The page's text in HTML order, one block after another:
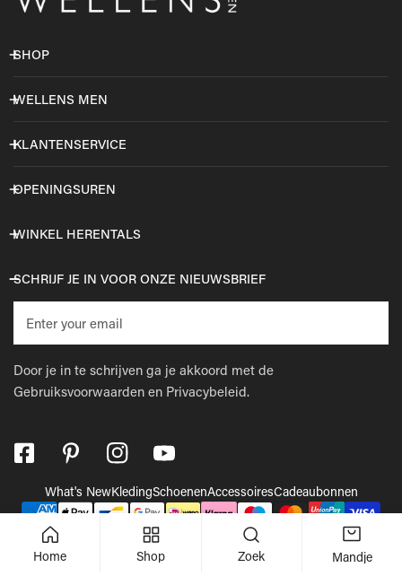
SHOP
WELLENS MEN
KLANTENSERVICE
OPENINGSUREN
WINKEL HERENTALS
SCHRIJF JE IN VOOR ONZE NIEUWSBRIEF
mail
Door je in te schrijven ga je akkoord met de
Gebruiksvoorwaarden en Privacybeleid.
© 2026, Powered by Shopify
What's NewKledingSchoenenAccessoiresCadeaubonnen
Betaalmethodes
Home Shop Zoek Mandje